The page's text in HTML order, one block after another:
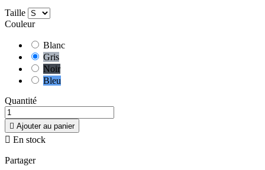
Taille
Couleur
Blanc
Gris
Noir
Bleu
Quantité
 Ajouter au panier
 En stock
Partager